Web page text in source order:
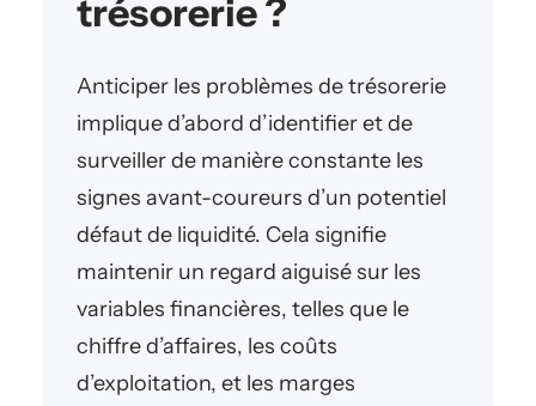
trésorerie ?
Anticiper les problèmes de trésorerie
implique d’abord d’identifier et de
surveiller de manière constante les
signes avant-coureurs d’un potentiel
défaut de liquidité. Cela signifie
maintenir un regard aiguisé sur les
variables financières, telles que le
chiffre d’affaires, les coûts
d’exploitation, et les marges